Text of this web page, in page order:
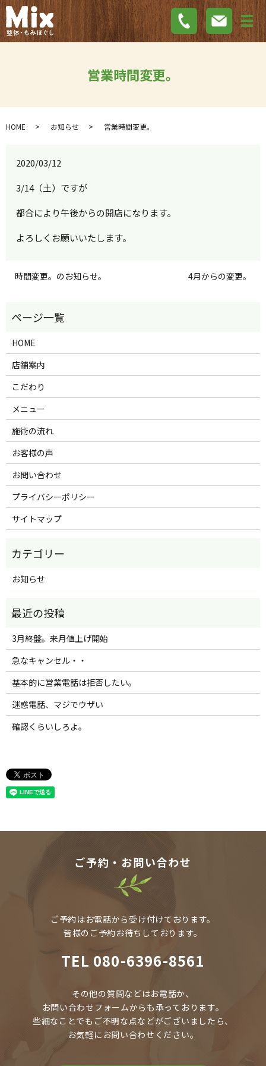
メ
営業時間変更。
HOME お知らせ 営業時間変更。
2020/03/12
3/14（土）ですが
都合により午後からの開店になります。
よろしくお願いいたします。
時間変更。のお知らせ。 4月からの変更。
HOME
店舗案内
こだわり
メニュー
施術の流れ
お客様の声
お問い合わせ
プライバシーポリシー
サイトマップ
お知らせ
3月終盤。来月値上げ開始
急なキャンセル・・
基本的に営業電話は拒否したい。
迷惑電話、マジでウザい
確認くらいしろよ。
ご予約・お問い合わせ
ご予約はお電話から受け付けております。
皆様のご予約お待ちしております。
TEL 080-6396-8561
その他の質問などはお電話か、
お問い合わせフォームからも承っております。
些細なことでもご不明な点などがございましたら、
お気軽にお問い合わせください。